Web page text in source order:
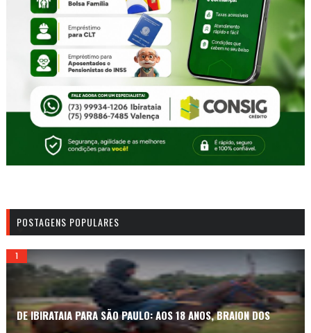
POSTAGENS POPULARES
DE IBIRATAIA PARA SÃO PAULO: AOS 18 ANOS, BRAION DOS